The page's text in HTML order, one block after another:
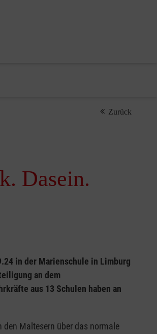
Zurück
Dasein.
in der Marienschule in Limburg
an dem
aus 13 Schulen haben an
Maltesern über das normale